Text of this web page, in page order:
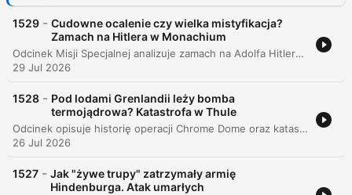
1529 - Cudowne ocalenie czy wielka mistyfikacja?
Zamach na Hitlera w Monachium
Odcinek Misji Specjalnej analizuje zamach na Adolfa Hitlera, do którego doszło 8 listopada 1939 roku w monachijskiej piwiarni Bürgerbräukeller. Narracja skupia się na postaci Georga Elzera, stolarza, który przygotował ładunek wybuchowy umieszczony w filarze budynku, oraz na okolicznościach, w których Führer uniknął śmierci dzięki zmianie planów podróży spowodowanej mgłą. Program przygląda się śledztwu prowadzonym przez Gestapo, brutalnym przesłuchaniom Elzera oraz teoriom spiskowym sugerującym, że nazistowska propaganda mogła wykorzystać zamach do uzasadnienia dalszej agresji wojennej. Analizie poddano również losy sprawcy, który po okresie uwięzienia w obozie koncentracyjnym został zamordowany przez SS w 1945 roku.
29 Jul 2026
1528 - Pod lodami Grenlandii leży bomba
termojądrowa? Katastrofa w Thule
Odcinek opisuje historię operacji Chrome Dome oraz katastrof bombowców B-52, ze szczególnym uwzględnieniem incydentu pod bazą Thule na Grenlandii w 1968 roku. Program analizuje przyczyny wypadku spowodowanego pożarem oraz konsekwencje radioaktywnego skażenia i zakończenia misji.
26 Jul 2026
1527 - Jak "żywe trupy" zatrzymały armię
Hindenburga. Atak umarłych